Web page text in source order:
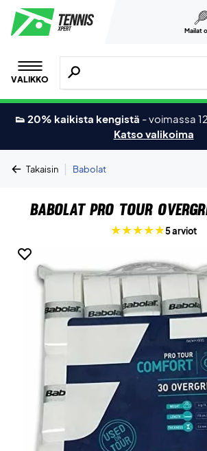
Mailat
VALIKKO
Hae tuotteita, merkkejä jne.
👟 20% kaikista kengistä -voimassa
Katso valikoima
Takaisin | Babolat
Babolat Pro Tour
5 arviot